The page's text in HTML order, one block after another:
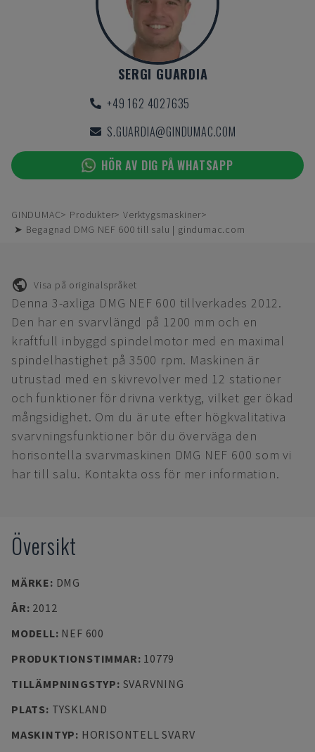
SERGI GUARDIA
+49 162 4027635
S.GUARDIA@GINDUMAC.COM
HÖR AV DIG PÅ WHATSAPP
GINDUMAC Produkter
Verktygsmaskiner
➤ Begagnad DMG NEF 600 till salu | gindumac.com
Visa på originalspråket
Denna 3-axliga DMG NEF 600 tillverkades 2012.
Den har en svarvlängd på 1200 mm och en
kraftfull inbyggd spindelmotor med en maximal
spindelhastighet på 3500 rpm. Maskinen är
utrustad med en skivrevolver med 12 stationer
och funktioner för drivna verktyg, vilket ger ökad
mångsidighet. Om du är ute efter högkvalitativa
svarvningsfunktioner bör du överväga den
horisontella svarvmaskinen DMG NEF 600 som vi
har till salu. Kontakta oss för mer information.
Översikt
MÄRKE: DMG
ÅR: 2012
MODELL: NEF 600
PRODUKTIONSTIMMAR: 10779
TILLÄMPNINGSTYP: SVARVNING
PLATS: TYSKLAND
MASKINTYP: HORISONTELL SVARV